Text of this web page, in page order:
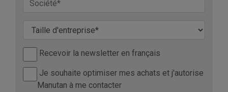
Recevoir la newsletter en français
Je souhaite optimiser mes achats et j'autorise
Manutan à me contacter